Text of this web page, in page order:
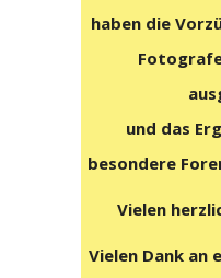
haben die
und das
besondere
Vielen
Vielen Dank an